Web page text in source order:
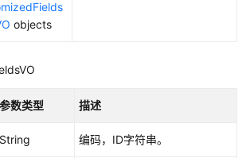
objects
参数类型 描述
String 编码，ID字符串。